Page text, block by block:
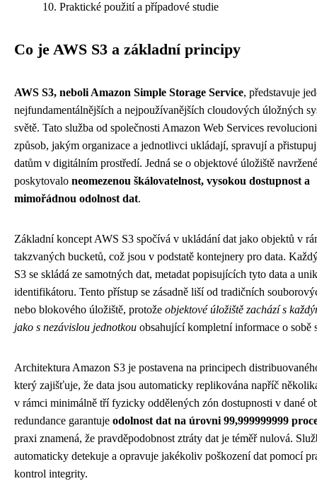
Praktické použití a případové studie
Co je AWS S3 a základní principy
AWS S3, neboli Amazon Simple Storage Service, představuje
nejfundamentálnějších a nejpoužívanějších cloudových úložných
světě. Tato služba od společnosti Amazon Web Services
způsob, jakým organizace a jednotlivci ukládají, spravují a
datům v digitálním prostředí. Jedná se o objektové úložiště
poskytovalo neomezenou škálovatelnost, vysokou dostupnost a
mimořádnou odolnost dat.
Základní koncept AWS S3 spočívá v ukládání dat jako objektů v
takzvaných bucketů, což jsou v podstatě kontejnery pro data.
S3 se skládá ze samotných dat, metadat popisujících tyto data a
identifikátoru. Tento přístup se zásadně liší od tradičních
nebo blokového úložiště, protože objektové úložiště zachází s
jako s nezávislou jednotkou obsahující kompletní informace o sobě
Architektura Amazon S3 je postavena na principech
který zajišťuje, že data jsou automaticky replikována napříč
v rámci minimálně tří fyzicky oddělených zón dostupnosti v dané
redundance garantuje odolnost dat na úrovni 99,999999999
praxi znamená, že pravděpodobnost ztráty dat je téměř nulová.
automaticky detekuje a opravuje jakékoliv poškození dat pomocí
kontrol integrity.